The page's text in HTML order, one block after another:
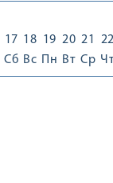
17
Сб
18
Вс
19
Пн
20
Вт
21
Ср